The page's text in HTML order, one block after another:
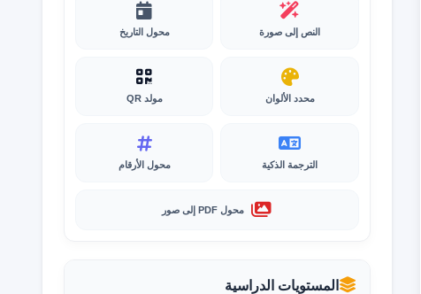
النص إلى صورة محول التاريخ
محدد الألوان مولد QR
الترجمة الذكية محول الأرقام
محول PDF إلى صور
المستويات الدراسية